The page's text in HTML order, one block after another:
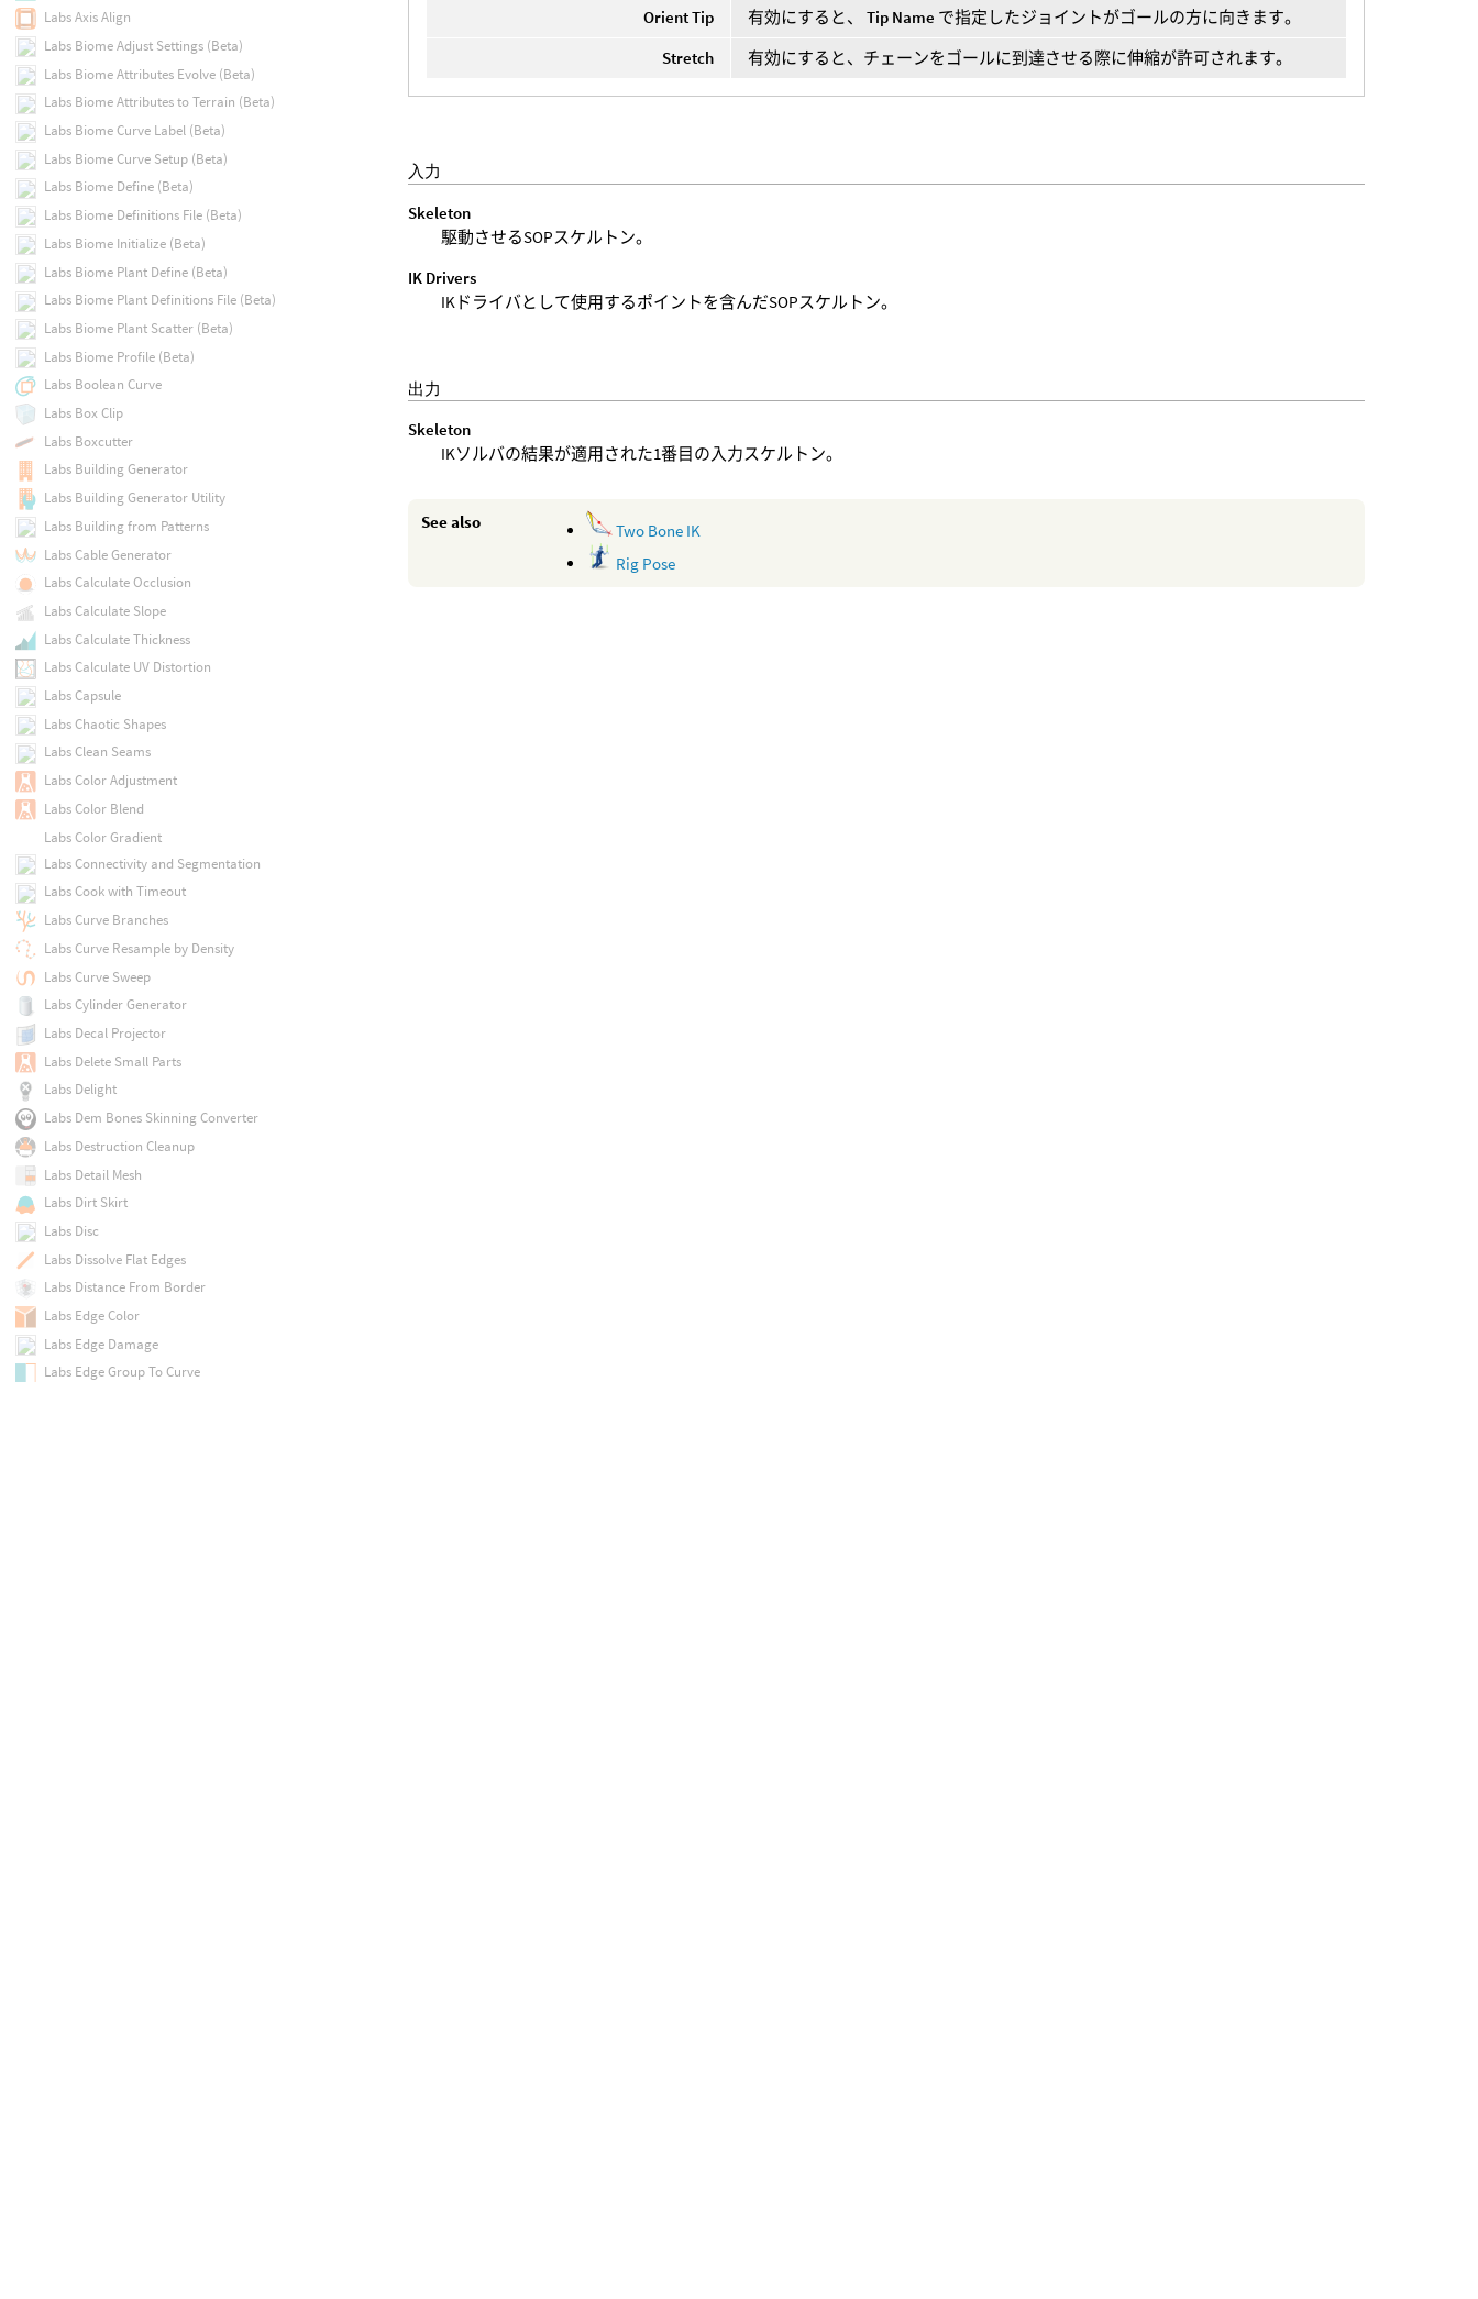
Orient Tip
有効にすると、Tip Name で指定したジョイントがゴールの方に向きます。
Stretch
有効にすると、チェーンをゴールに到達させる際に伸縮が許可されます。
入力
Skeleton
駆動させるSOPスケルトン。
IK Drivers
IKドライバとして使用するポイントを含んだSOPスケルトン。
出力
Skeleton
IKソルバの結果が適用された1番目の入力スケルトン。
See also
Two Bone IK
Rig Pose
Labs Axis Align
Labs Biome Adjust Settings (Beta)
Labs Biome Attributes Evolve (Beta)
Labs Biome Attributes to Terrain (Beta)
Labs Biome Curve Label (Beta)
Labs Biome Curve Setup (Beta)
Labs Biome Define (Beta)
Labs Biome Definitions File (Beta)
Labs Biome Initialize (Beta)
Labs Biome Plant Define (Beta)
Labs Biome Plant Definitions File (Beta)
Labs Biome Plant Scatter (Beta)
Labs Biome Profile (Beta)
Labs Boolean Curve
Labs Box Clip
Labs Boxcutter
Labs Building Generator
Labs Building Generator Utility
Labs Building from Patterns
Labs Cable Generator
Labs Calculate Occlusion
Labs Calculate Slope
Labs Calculate Thickness
Labs Calculate UV Distortion
Labs Capsule
Labs Chaotic Shapes
Labs Clean Seams
Labs Color Adjustment
Labs Color Blend
Labs Color Gradient
Labs Connectivity and Segmentation
Labs Cook with Timeout
Labs Curve Branches
Labs Curve Resample by Density
Labs Curve Sweep
Labs Cylinder Generator
Labs Decal Projector
Labs Delete Small Parts
Labs Delight
Labs Dem Bones Skinning Converter
Labs Destruction Cleanup
Labs Detail Mesh
Labs Dirt Skirt
Labs Disc
Labs Dissolve Flat Edges
Labs Distance From Border
Labs Edge Color
Labs Edge Damage
Labs Edge Group To Curve